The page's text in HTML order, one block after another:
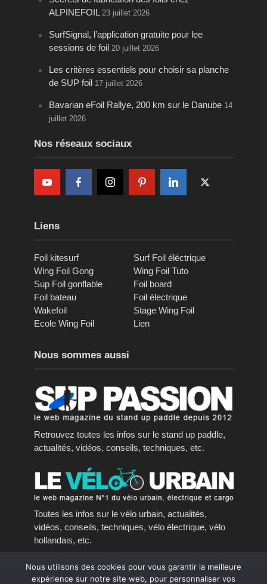
ALPINEFOIL 23 juillet 2026
SurfSignal, l’application gratuite pour lee
sessions de foil 20 juillet 2026
Les critères essentiels pour choisir sa planche
de SUP foil 17 juillet 2026
Bavarian eFoil Rallye, 200 km sur le Danube 14
juillet 2026
Nos réseaux sociaux
Liens
Foil kitesurf
Surf Foil éléctrique
Wing Foil Gong
Wing Foil Tuto
Sup Foil gonflable
Foil board
Foil bateau
Foil électrique
Wakefoil
Stage Wing Foil
Ecole Wing Foil
Lien
Nous sommes aussi
Retrouvez toutes les infos sur le stand up paddle,
actualités, vidéos, conseils, techniques, etc.
Toutes les infos sur le vélo urbain, actualités,
vidéos, conseils, techniques, vélo électrique, vélo
hollandais, etc.
Copyright © 2016 - 2023, tous droits réservés.
Nous utilisons des cookies pour vous garantir la meilleure
expérience sur notre site web, pour personnaliser vos